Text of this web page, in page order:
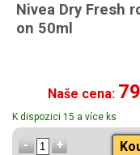
Nivea Dry Fresh
on 50ml
Naše cena:
K dispozici 15 a více ks